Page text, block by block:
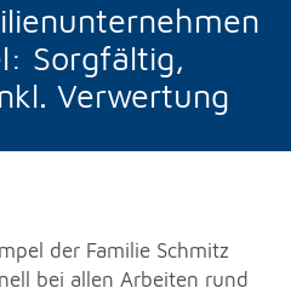
Sorgfältig,
Verwertung
der Familie Schmitz
bei allen Arbeiten rund